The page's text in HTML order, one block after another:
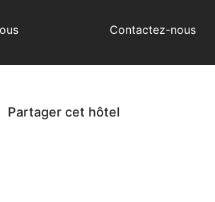
Contactez-nous
Partager cet hôtel